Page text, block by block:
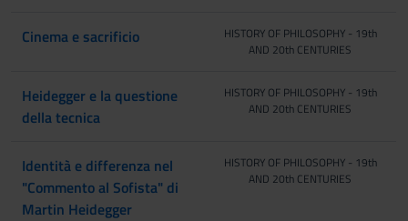
Cinema e sacrificio
HISTORY OF PHILOSOPHY - 19th
AND 20th CENTURIES
Heidegger e la questione
della tecnica
HISTORY OF PHILOSOPHY - 19th
AND 20th CENTURIES
Identità e differenza nel
"Commento al Sofista" di
Martin Heidegger
HISTORY OF PHILOSOPHY - 19th
AND 20th CENTURIES